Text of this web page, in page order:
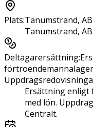
Plats:Tanumstrand,
Tanumstrand,
Deltagarersättning:
Ersättning enligt
med lön.
Centralt.